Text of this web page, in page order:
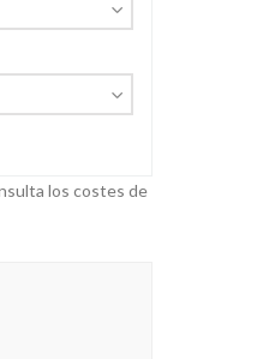
los costes de